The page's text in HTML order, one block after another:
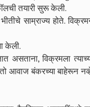
तयारी सुरू केली.
साम्राज्य होते.
केली.
असताना, विक्रमला
आवाज बंकरच्या बाहेरून